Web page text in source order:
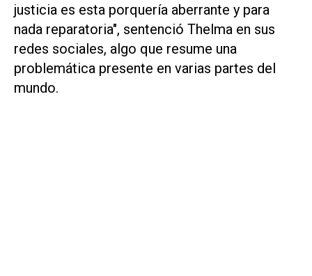
justicia es esta porquería aberrante y para
nada reparatoria", sentenció Thelma en sus
redes sociales, algo que resume una
problemática presente en varias partes del
mundo.